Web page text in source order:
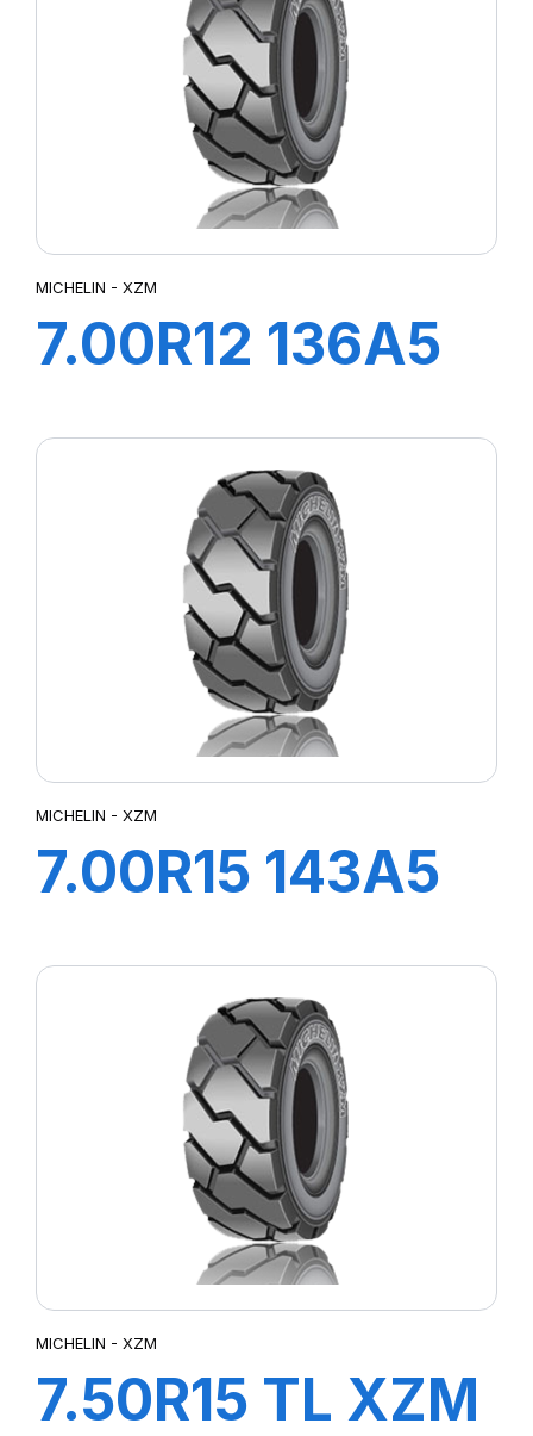
MICHELIN - XZM
7.00R12 136A5
MICHELIN - XZM
7.00R15 143A5
MICHELIN - XZM
7.50R15 TL XZM